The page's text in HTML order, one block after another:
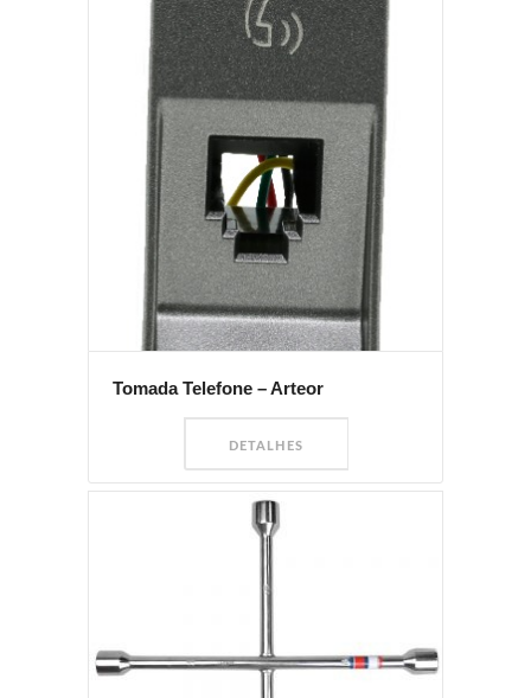
Tomada Telefone – Arteor
DETALHES